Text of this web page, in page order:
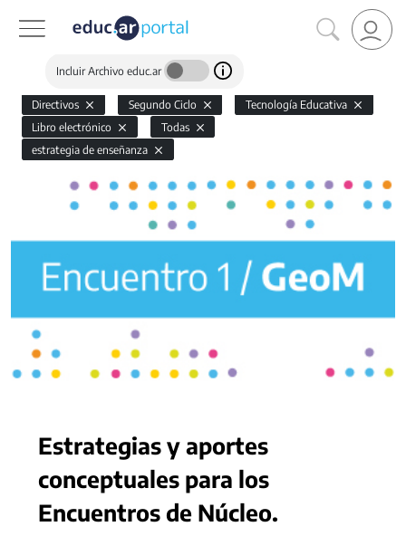
Incluir Archivo educ.ar
Directivos Segundo Ciclo
Tecnología Educativa
Libro electrónico
Todas
estrategia de enseñanza
Estrategias y aportes
conceptuales para los
Encuentros de Núcleo.